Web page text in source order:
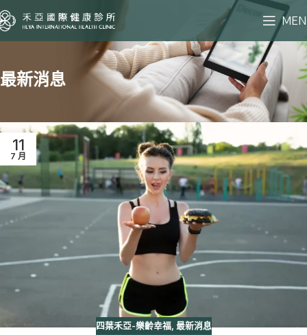
最新消息
11
7 月
四葉禾亞-樂齡幸福, 最新消息